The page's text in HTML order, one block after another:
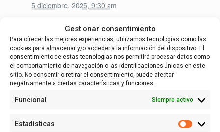
Gestionar consentimiento
Para ofrecer las mejores experiencias, utilizamos tecnologías como las
cookies para almacenar y/o acceder a la información del dispositivo. El
consentimiento de estas tecnologías nos permitirá procesar datos como
el comportamiento de navegación o las identificaciones únicas en este
sitio. No consentir o retirar el consentimiento, puede afectar
negativamente a ciertas características y funciones.
Funcional Siempre activo
Estadísticas
5 diciembre, 2025, 9:30 am
18 diciembre, 2025, 12:30 pm
Categoría de Evento:
Foro de Entidades Locales
Español